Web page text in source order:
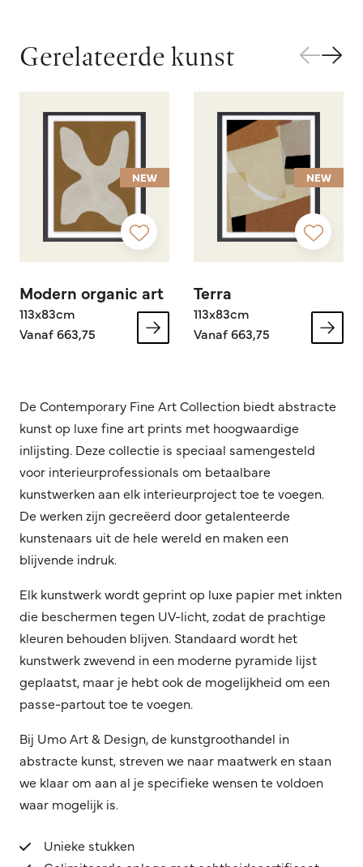
Gerelateerde kunst
NEW
Modern organic art
113x83cm
Vanaf 663,75
NEW
Terra
113x83cm
Vanaf 663,75
De Contemporary Fine Art Collection biedt abstracte
kunst op luxe fine art prints met hoogwaardige
inlijsting. Deze collectie is speciaal samengesteld
voor interieurprofessionals om betaalbare
kunstwerken aan elk interieurproject toe te voegen.
De werken zijn gecreëerd door getalenteerde
kunstenaars uit de hele wereld en maken een
blijvende indruk.
Elk kunstwerk wordt geprint op luxe papier met inkten
die beschermen tegen UV-licht, zodat de prachtige
kleuren behouden blijven. Standaard wordt het
kunstwerk zwevend in een moderne pyramide lijst
geplaatst, maar je hebt ook de mogelijkheid om een
passe-partout toe te voegen.
Bij Umo Art & Design, de kunstgroothandel in
abstracte kunst, streven we naar maatwerk en staan
we klaar om aan al je specifieke wensen te voldoen
waar mogelijk is.
Unieke stukken